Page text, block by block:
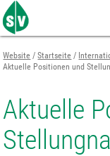
Zum
Seiteninhalt
springen
Zur
Navigation
springen
Zur
Mobilen
Navigation
springen
Website Startseite
Aktuelle Positionen und
Aktuelle